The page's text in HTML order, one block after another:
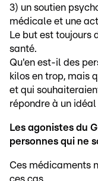
3) un soutien
médicale et une
Le but est toujours
santé.
Qu'en est-il des
kilos en trop, mais
et qui
répondre à un
Les agonistes du
personnes qui ne
Ces médicaments